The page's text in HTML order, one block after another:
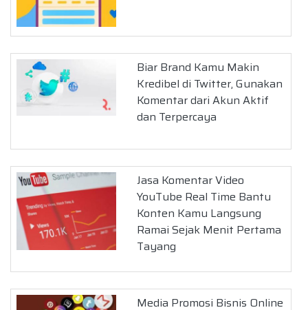
Biar Brand Kamu Makin
Kredibel di Twitter, Gunakan
Komentar dari Akun Aktif
dan Terpercaya
Jasa Komentar Video
YouTube Real Time Bantu
Konten Kamu Langsung
Ramai Sejak Menit Pertama
Tayang
Media Promosi Bisnis Online